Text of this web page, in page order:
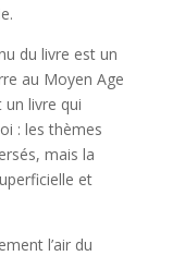
du livre est un
au Moyen Age
un livre qui
: les thèmes
mais la
et
l’air du